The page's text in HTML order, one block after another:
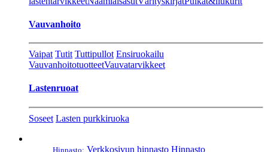
Vauvanhoito
Vaipat Tutit Tuttipullot Ensiruokailu
VauvanhoitotuotteetVauvatarvikkeet
Lastenruoat
Soseet Lasten purkkiruoka
Hinnasto: Verkkosivun hinnasto Hinnasto